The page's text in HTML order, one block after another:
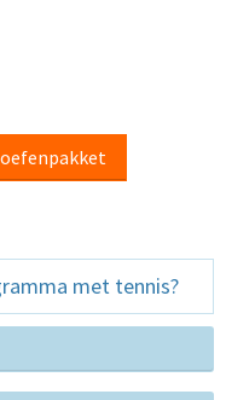
oefenpakket
met tennis?